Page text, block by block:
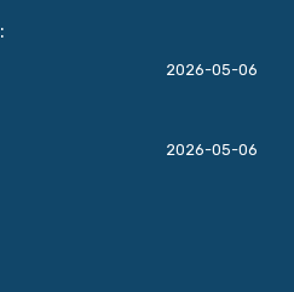
:
2026-05-06
2026-05-06